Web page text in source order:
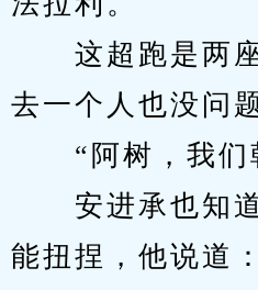
这超跑是两座
去一个人也没问
“阿树，我们
安进承也知道
能扭捏，他说道：